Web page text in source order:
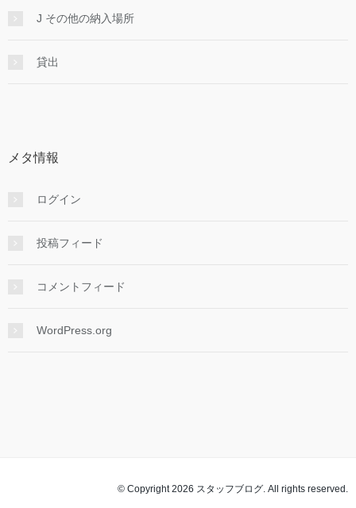
J その他の納入場所
貸出
メタ情報
ログイン
投稿フィード
コメントフィード
WordPress.org
© Copyright 2026 スタッフブログ. All rights reserved.